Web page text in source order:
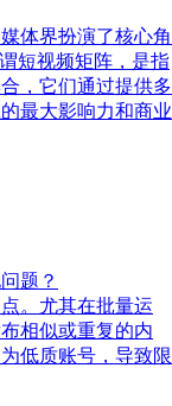
体界扮演了核心角
短视频矩阵，是指
，它们通过提供多
最大影响力和商业
题？
。尤其在批量运
相似或重复的内
低质账号，导致限